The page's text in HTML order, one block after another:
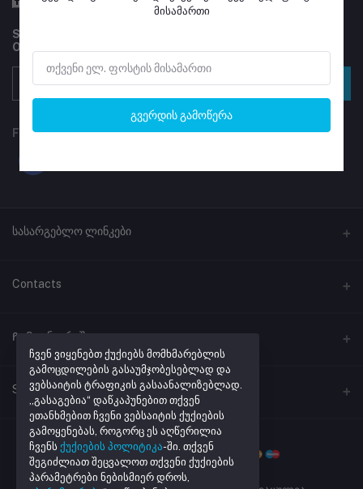
Subscribe to our newsletter for regular updates about
Offers, Coupons & more
გამოწერა
FOLLOW US
სასარგებლო ლინკები
პროგრამული უზრუნველყოფა
Contacts
მისამართი
ქუთაისი, ჭავჭავაძის #41
ტელეფონი
+995 32 205 43 40
ელ. ფოსტა
info@netmarket.ge
Ჩემი ანგარიში
შესვლა
შეკვეთების ისტორია
რჩეული პროდუქტების სია
აკონტროლეთ შეკვეთა
Seller Zone
Become A Seller მაღაზიის რეგისტრაცია
Login to Seller Panel
ჩვენ ვიყენებთ ქუქიებს მომხმარებლის
გამოცდილების გასაუმჯობესებლად და
ვებსაიტის ტრაფიკის გასაანალიზებლად.
„გასაგებია“ დაწკაპუნებით თქვენ
ეთანხმებით ჩვენი ვებსაიტის ქუქიების
გამოყენებას, როგორც ეს აღწერილია
ჩვენს ქუქიების პოლიტიკა-ში. თქვენ
შეგიძლიათ შეცვალოთ თქვენი ქუქიების
პარამეტრები ნებისმიერ დროს,
მისამართი
გვერდის გამოწერა